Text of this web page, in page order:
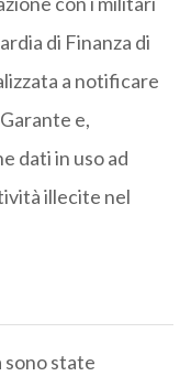
di Finanza di
a notificare
e,
dati in uso ad
illecite nel
sono state